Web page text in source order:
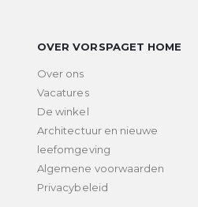
OVER VORSPAGET HOME
Over ons
Vacatures
De winkel
Architectuur en nieuwe
leefomgeving
Algemene voorwaarden
Privacybeleid